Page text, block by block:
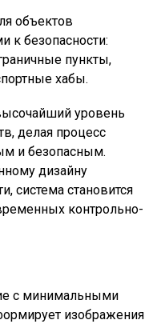
объектов
к безопасности:
пункты,
хабы.
уровень
делая процесс
и безопасным.
дизайну
система становится
контрольно-
с минимальными
изображения